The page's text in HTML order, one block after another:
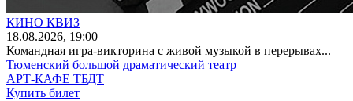
КИНО КВИЗ
18.08.2026, 19:00
Командная игра-викторина с живой музыкой в перерывах...
Тюменский большой драматический театр
АРТ-КАФЕ ТБДТ
Купить билет